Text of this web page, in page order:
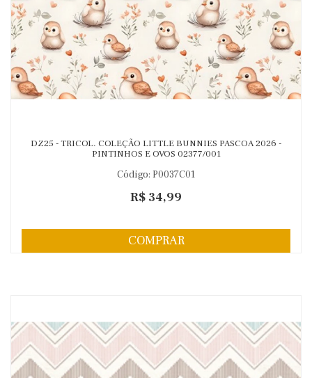
DZ25 - TRICOL. COLEÇÃO LITTLE BUNNIES PASCOA 2026 -
PINTINHOS E OVOS 02377/001
Código: P0037C01
R$ 34,99
COMPRAR